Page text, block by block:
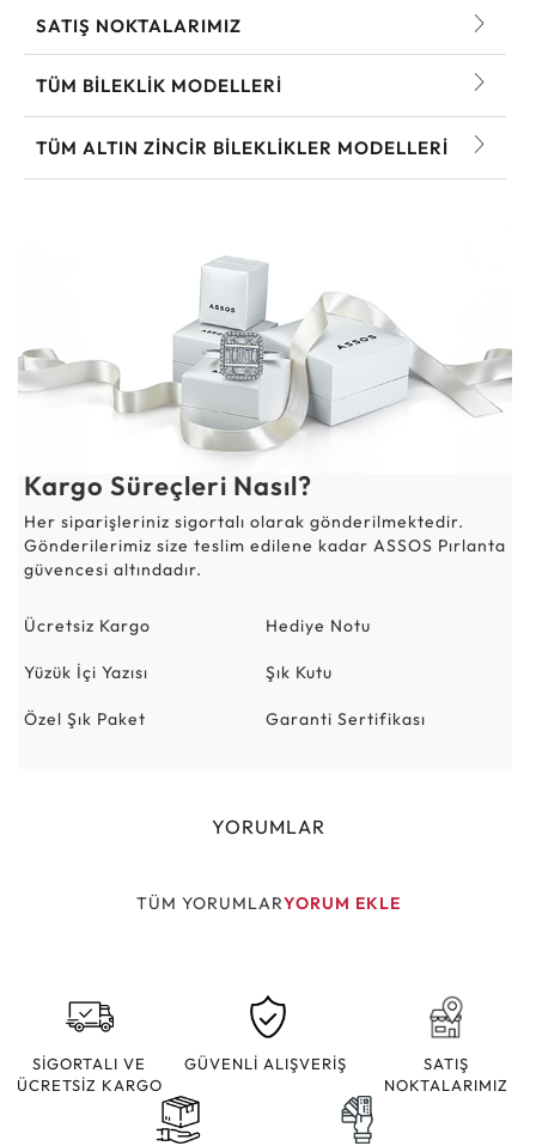
SATIŞ NOKTALARIMIZ
TÜM BILEKLIK MODELLERI
TÜM ALTIN ZINCIR BILEKLIKLER MODELLERI
Kargo Süreçleri Nasıl?
Her siparişleriniz sigortalı olarak gönderilmektedir.
Gönderilerimiz size teslim edilene kadar ASSOS Pırlanta
güvencesi altındadır.
Ücretsiz Kargo Hediye Notu
Yüzük İçi Yazısı Şık Kutu
Özel Şık Paket Garanti Sertifikası
YORUMLAR
TÜM YORUMLARYORUM EKLE
SİGORTALI VE
ÜCRETSİZ KARGO
GÜVENLİ ALIŞVERİŞ
SATIŞ
NOKTALARIMIZ